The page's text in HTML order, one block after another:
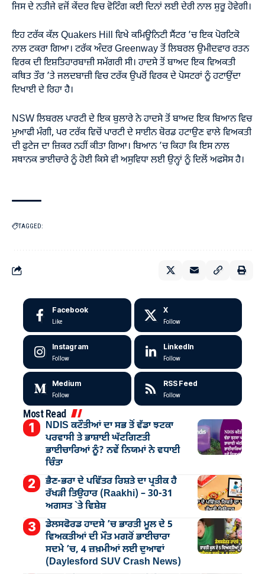
ਜਿਸ ਦੇ ਨਤੀਜੇ ਵਜੋਂ ਕੇਂਦਰ ਵਿਚ ਵੋਟਿੰਗ ਕਈ ਦਿਨਾਂ ਲਈ ਦੇਰੀ ਨਾਲ ਸ਼ੁਰੂ ਹੋਵੇਗੀ।
ਇਹ ਟਰੱਕ ਕੱਲ Quakers Hill ਵਿਖੇ ਕਮਿਊਨਿਟੀ ਸੈਂਟਰ ’ਚ ਇਕ ਪੋਰਟਿਕੋ
ਨਾਲ ਟਕਰਾ ਗਿਆ। ਟਰੱਕ ਅੰਦਰ Greenway ਤੋਂ ਲਿਬਰਲ ਉਮੀਦਵਾਰ ਰਤਨ
ਵਿਰਕ ਦੀ ਇਸ਼ਤਿਹਾਰਬਾਜ਼ੀ ਸਮੱਗਰੀ ਸੀ। ਹਾਦਸੇ ਤੋਂ ਬਾਅਦ ਇਕ ਵਿਅਕਤੀ
ਕਥਿਤ ਤੌਰ ’ਤੇ ਜਲਦਬਾਜ਼ੀ ਵਿਚ ਟਰੱਕ ਉਪਰੋਂ ਵਿਰਕ ਦੇ ਪੋਸਟਰਾਂ ਨੂੰ ਹਟਾਉਂਦਾ
ਦਿਖਾਈ ਦੇ ਰਿਹਾ ਹੈ।
NSW ਲਿਬਰਲ ਪਾਰਟੀ ਦੇ ਇਕ ਬੁਲਾਰੇ ਨੇ ਹਾਦਸੇ ਤੋਂ ਬਾਅਦ ਇਕ ਬਿਆਨ ਵਿਚ
ਮੁਆਫੀ ਮੰਗੀ, ਪਰ ਟਰੱਕ ਵਿਚੋਂ ਪਾਰਟੀ ਦੇ ਸਾਈਨ ਬੋਰਡ ਹਟਾਉਣ ਵਾਲੇ ਵਿਅਕਤੀ
ਦੀ ਫੁਟੇਜ ਦਾ ਜ਼ਿਕਰ ਨਹੀਂ ਕੀਤਾ ਗਿਆ। ਬਿਆਨ ’ਚ ਕਿਹਾ ਕਿ ਇਸ ਨਾਲ
ਸਥਾਨਕ ਭਾਈਚਾਰੇ ਨੂੰ ਹੋਈ ਕਿਸੇ ਵੀ ਅਸੁਵਿਧਾ ਲਈ ਉਨ੍ਹਾਂ ਨੂੰ ਦਿਲੋਂ ਅਫਸੋਸ ਹੈ।
TAGGED:
Facebook
Like
X
Follow
Instagram
Follow
LinkedIn
Follow
Medium
Follow
RSS Feed
Follow
Most Read
NDIS ਕਟੌਤੀਆਂ ਦਾ ਸਭ ਤੋਂ ਵੱਡਾ ਝਟਕਾ
ਪਰਵਾਸੀ ਤੇ ਭਾਸ਼ਾਈ ਘੱਟਗਿਣਤੀ
ਭਾਈਚਾਰਿਆਂ ਨੂੰ? ਨਵੇਂ ਨਿਯਮਾਂ ਨੇ ਵਧਾਈ
ਚਿੰਤਾ
ਭੈਣ-ਭਰਾ ਦੇ ਪਵਿੱਤਰ ਰਿਸ਼ਤੇ ਦਾ ਪ੍ਰਤੀਕ ਹੈ
ਰੱਖੜੀ ਤਿਉਹਾਰ (Raakhi) – 30-31
ਅਗਸਤ `ਤੇ ਵਿਸ਼ੇਸ਼
ਡੇਲਸਫੋਰਡ ਹਾਦਸੇ ’ਚ ਭਾਰਤੀ ਮੂਲ ਦੇ 5
ਵਿਅਕਤੀਆਂ ਦੀ ਮੌਤ ਮਗਰੋਂ ਭਾਈਚਾਰਾ
ਸਦਮੇ ’ਚ, 4 ਜ਼ਖ਼ਮੀਆਂ ਲਈ ਦੁਆਵਾਂ
(Daylesford SUV Crash News)